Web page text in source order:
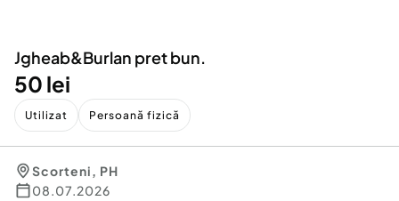
Jgheab&Burlan pret bun.
50 lei
Utilizat Persoană fizică
Scorteni, PH
08.07.2026